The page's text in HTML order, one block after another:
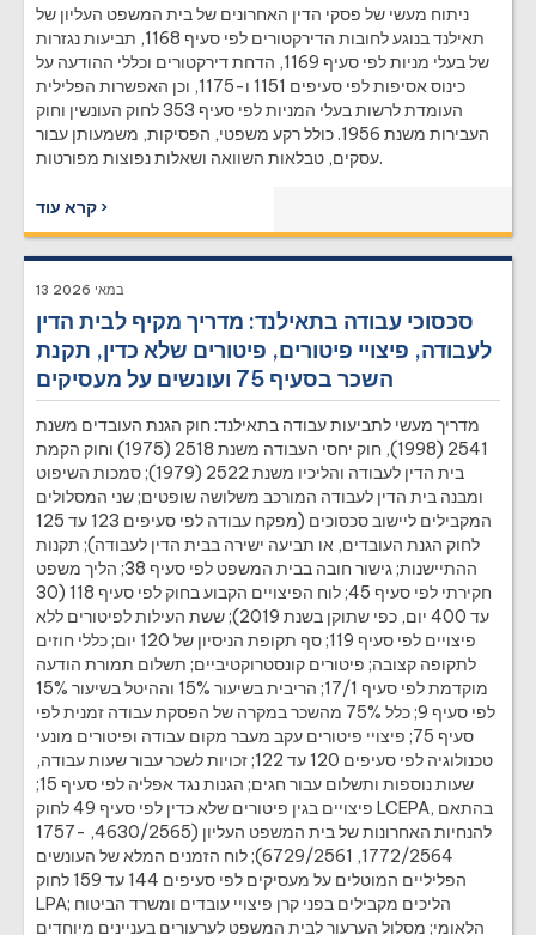
ניתוח מעשי של פסקי הדין האחרונים של בית המשפט העליון של
תאילנד בנוגע לחובות הדירקטורים לפי סעיף 1168, תביעות נגזרות
של בעלי מניות לפי סעיף 1169, הדחת דירקטורים וכללי ההודעה על
כינוס אסיפות לפי סעיפים 1151 ו-1175, וכן האפשרות הפלילית
העומדת לרשות בעלי המניות לפי סעיף 353 לחוק העונשין וחוק
העבירות משנת 1956. כולל רקע משפטי, הפסיקות, משמעותן עבור
עסקים, טבלאות השוואה ושאלות נפוצות מפורטות.
קרא עוד ›
13 במאי 2026
סכסוכי עבודה בתאילנד: מדריך מקיף לבית הדין
לעבודה, פיצויי פיטורים, פיטורים שלא כדין, תקנת
השכר בסעיף 75 ועונשים על מעסיקים
מדריך מעשי לתביעות עבודה בתאילנד: חוק הגנת העובדים משנת
2541 (1998), חוק יחסי העבודה משנת 2518 (1975) וחוק הקמת
בית הדין לעבודה והליכיו משנת 2522 (1979); סמכות השיפוט
ומבנה בית הדין לעבודה המורכב משלושה שופטים; שני המסלולים
המקבילים ליישוב סכסוכים (מפקח עבודה לפי סעיפים 123 עד 125
לחוק הגנת העובדים, או תביעה ישירה בבית הדין לעבודה); תקנות
ההתיישנות; גישור חובה בבית המשפט לפי סעיף 38; הליך משפט
חקירתי לפי סעיף 45; לוח הפיצויים הקבוע בחוק לפי סעיף 118 (30
עד 400 יום, כפי שתוקן בשנת 2019); ששת העילות לפיטורים ללא
פיצויים לפי סעיף 119; סף תקופת הניסיון של 120 יום; כללי חוזים
לתקופה קצובה; פיטורים קונסטרוקטיביים; תשלום תמורת הודעה
מוקדמת לפי סעיף 17/1; הריבית בשיעור 15% וההיטל בשיעור 15%
לפי סעיף 9; כלל 75% מהשכר במקרה של הפסקת עבודה זמנית לפי
סעיף 75; פיצויי פיטורים עקב מעבר מקום עבודה ופיטורים מונעי
טכנולוגיה לפי סעיפים 120 עד 122; זכויות לשכר עבור שעות עבודה,
שעות נוספות ותשלום עבור חגים; הגנות נגד אפליה לפי סעיף 15;
פיצויים בגין פיטורים שלא כדין לפי סעיף 49 לחוק LCEPA, בהתאם
להנחיות האחרונות של בית המשפט העליון (4630/2565, 1757-
1772/2564, 6729/2561); לוח הזמנים המלא של העונשים
הפליליים המוטלים על מעסיקים לפי סעיפים 144 עד 159 לחוק
LPA; הליכים מקבילים בפני קרן פיצויי עובדים ומשרד הביטוח
הלאומי; מסלול הערעור לבית המשפט לערעורים בעניינים מיוחדים